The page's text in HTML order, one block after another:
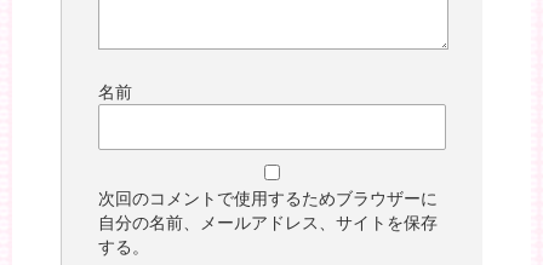
名前
次回のコメントで使用するためブラウザーに
自分の名前、メールアドレス、サイトを保存
する。